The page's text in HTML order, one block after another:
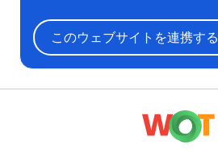
このウェブサイトを連携する